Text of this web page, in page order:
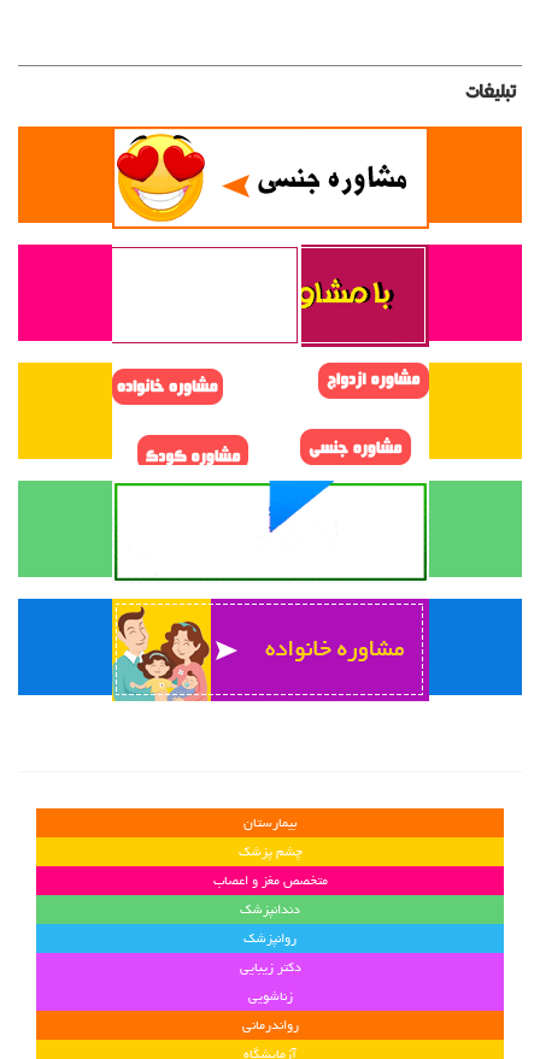
تبلیغات
بیمارستان
چشم پزشک
متخصص مغز و اعصاب
دندانپزشک
روانپزشک
دکتر زیبایی
زناشویی
رواندرمانی
آزمایشگاه